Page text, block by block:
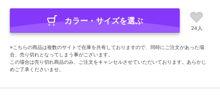
カラー・サイズを選ぶ
24人
※こちらの商品は複数のサイトで在庫を共有しておりますので、同時にご注文があった場
合、売り切れとなってしまう事がございます。
この場合は売り切れ商品のみ、ご注文をキャンセルさせていただいております。あらかじ
めご了承くださいませ。